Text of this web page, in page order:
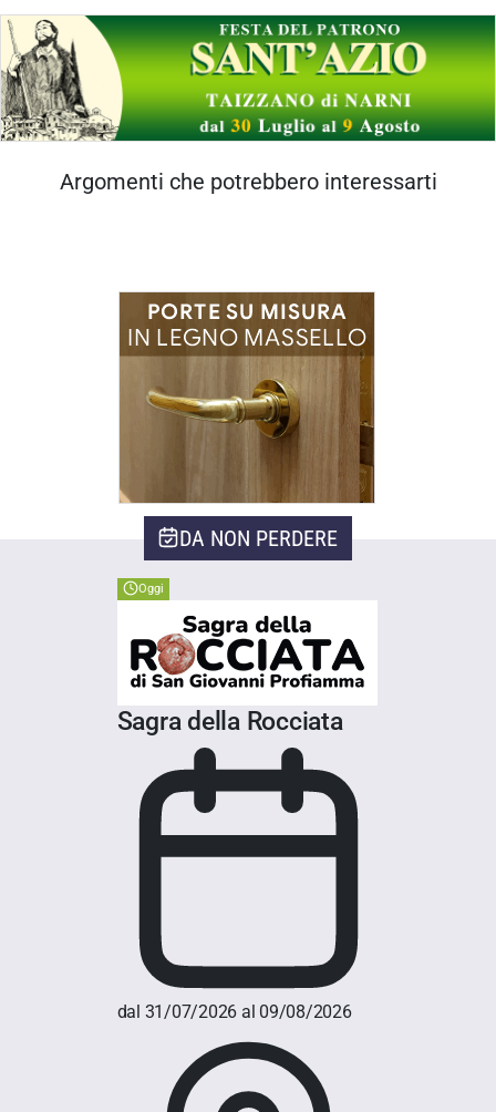
DA NON PERDERE
Oggi
Sagra della Rocciata
dal 31/07/2026 al 09/08/2026
Argomenti che potrebbero interessarti